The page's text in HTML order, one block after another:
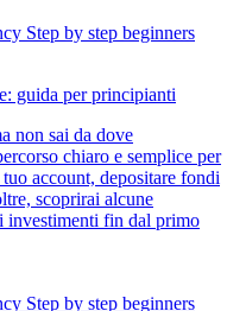
guida per principianti
non sai da dove
chiaro e semplice per
account, depositare fondi
scoprirai alcune
investimenti fin dal primo